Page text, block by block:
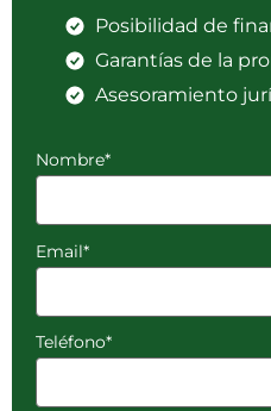
Posibilidad de
Garantías de la
Asesoramiento
Nombre*
Email*
Teléfono*